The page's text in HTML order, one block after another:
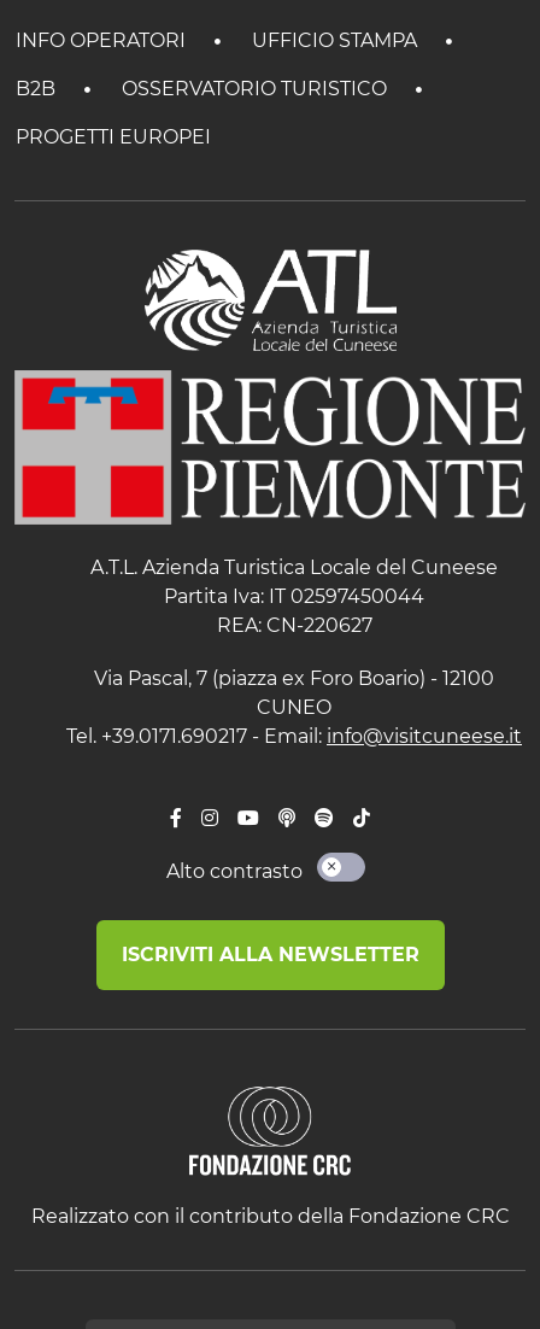
INFO OPERATORI UFFICIO STAMPA
B2B OSSERVATORIO TURISTICO
PROGETTI EUROPEI
A.T.L. Azienda Turistica Locale del Cuneese
Partita Iva: IT 02597450044
REA: CN-220627
Via Pascal, 7 (piazza ex Foro Boario) - 12100
CUNEO
Tel. +39.0171.690217 - Email: info@visitcuneese.it
Alto contrasto
ISCRIVITI ALLA NEWSLETTER
Realizzato con il contributo della Fondazione CRC